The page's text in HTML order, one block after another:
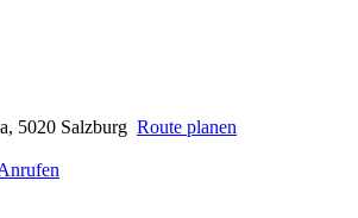
5020 Salzburg Route planen